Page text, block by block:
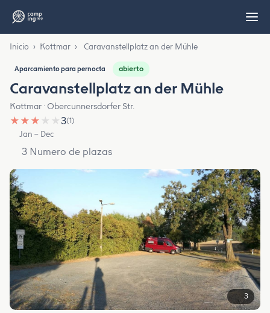
Inicio › Kottmar › Caravanstellplatz an der Mühle
Aparcamiento para pernocta abierto
Caravanstellplatz an der Mühle
Kottmar · Obercunnersdorfer Str.
★ ★ ★ ★ ★3(1)
Jan – Dec
3 Numero de plazas
3